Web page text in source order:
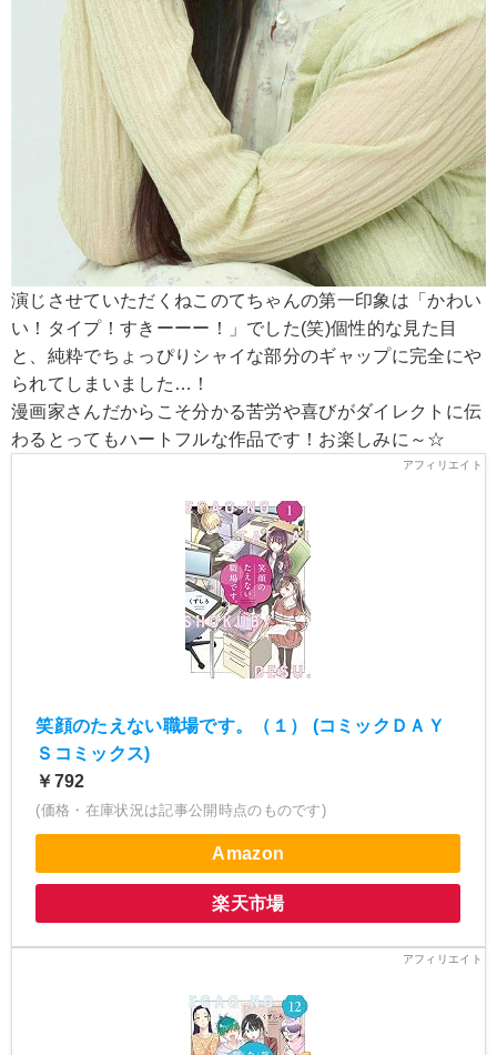
演じさせていただくねこのてちゃんの第一印象は「かわい
い！タイプ！すきーーー！」でした(笑)個性的な見た目
と、純粋でちょっぴりシャイな部分のギャップに完全にや
られてしまいました…！
漫画家さんだからこそ分かる苦労や喜びがダイレクトに伝
わるとってもハートフルな作品です！お楽しみに～☆
笑顔のたえない職場です。（１） (コミックＤＡＹ
Ｓコミックス)
￥792
(価格・在庫状況は記事公開時点のものです)
Amazon
楽天市場